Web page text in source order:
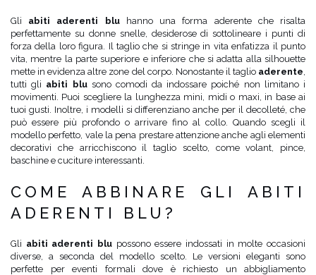
Gli abiti aderenti bluhanno una forma aderente che risalta
perfettamente su donne snelle, desiderose di sottolineare i punti di
forza della loro figura. Il taglio che si stringe in vita enfatizza il punto
vita, mentre la parte superiore e inferiore che si adatta alla silhouette
mette in evidenza altre zone del corpo. Nonostante il taglio aderente,
tutti gli abiti blusono comodi da indossare poiché non limitano i
movimenti. Puoi scegliere la lunghezza mini, midi o maxi, in base ai
tuoi gusti. Inoltre, i modelli si differenziano anche per il decolleté, che
può essere più profondo o arrivare fino al collo. Quando scegli il
modello perfetto, vale la pena prestare attenzione anche agli elementi
decorativi che arricchiscono il taglio scelto, come volant, pince,
baschine e cuciture interessanti.
COME ABBINARE GLI ABITI
ADERENTI BLU?
Gli abiti aderenti blu possono essere indossati in molte occasioni
diverse, a seconda del modello scelto. Le versioni eleganti sono
perfette per eventi formali dove è richiesto un abbigliamento